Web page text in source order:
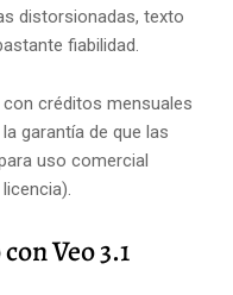
distorsionadas, texto
fiabilidad.
créditos mensuales
garantía de que las
uso comercial
Veo 3.1